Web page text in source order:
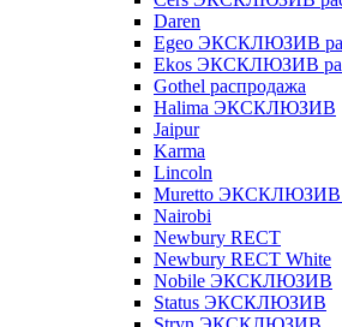
Daren
Egeo ЭКСКЛЮЗИВ
Ekos ЭКСКЛЮЗИВ
Gothel распродажа
Halima ЭКСКЛЮЗИВ
Jaipur
Karma
Lincoln
Muretto ЭКСКЛЮЗИВ
Nairobi
Newbury RECT
Newbury RECT White
Nobile ЭКСКЛЮЗИВ
Status ЭКСКЛЮЗИВ